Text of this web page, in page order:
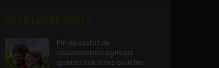
Fin du statut de
collaborateur agricole :
quelles solutions pour les